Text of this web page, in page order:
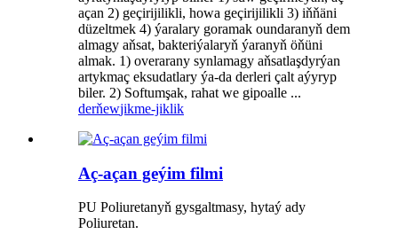
açan 2) geçirijilikli, howa geçirijilikli 3) iňňäni
düzeltmek 4) ýaralary goramak oundaranyň dem
almagy aňsat, bakteriýalaryň ýaranyň öňüni
almak. 1) overarany synlamagy aňsatlaşdyrýan
artykmaç eksudatlary ýa-da derleri çalt aýyryp
biler. 2) Softumşak, rahat we gipoalle ...
derňewjikme-jiklik
Aç-açan geýim filmi
PU Poliuretanyň gysgaltmasy, hytaý ady
Poliuretan.